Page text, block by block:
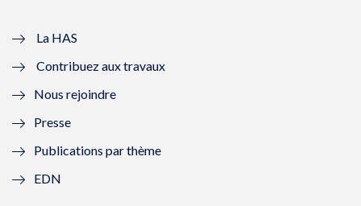
l
l
f
e
e
La HAS
Contribuez aux travaux
Nous rejoindre
Presse
Publications par thème
EDN